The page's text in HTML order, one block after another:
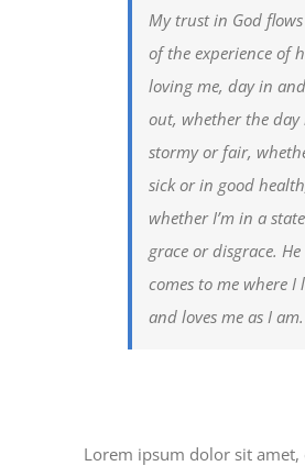
My trust in God
of the experience of
loving me, day in
out, whether the day
stormy or fair,
sick or in good
whether I’m in a
grace or disgrace. He
comes to me where I
and loves me as I am.
Lorem ipsum dolor sit amet,